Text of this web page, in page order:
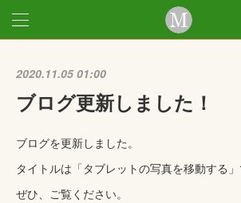
2020.11.05 01:00
ブログ更新しました！
ブログを更新しました。
タイトルは「タブレットの写真を移動する」
ぜひ、ご覧ください。